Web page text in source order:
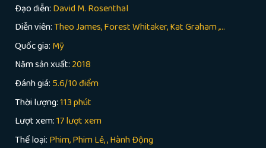
Đạo diễn: David M. Rosenthal
Diễn viên:Theo James, Forest Whitaker, Kat Graham ,...
Quốc gia: Mỹ
Năm sản xuất: 2018
Đánh giá: 5.6/10 điểm
Thời lượng:113 phút
Lượt xem:17 lượt xem
Thể loại: Phim Phim Lẻ ,Hành Động